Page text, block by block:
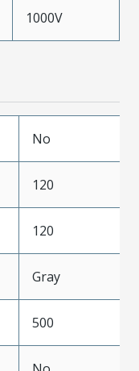
1000V
No
120
120
Gray
500